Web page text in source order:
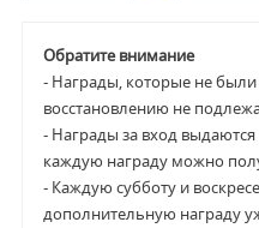
Обратите внимание
- Награды, которые не
восстановлению не
- Награды за вход
каждую награду можно
- Каждую субботу и
дополнительную награду